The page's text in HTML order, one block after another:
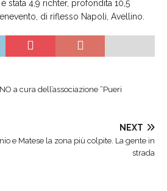
stata 4,9 richter, profondita 10,5
di riflesso Napoli, Avellino.
a cura dell’associazione “Pueri
NEXT
e Matese la zona più colpite. La gente in
strada